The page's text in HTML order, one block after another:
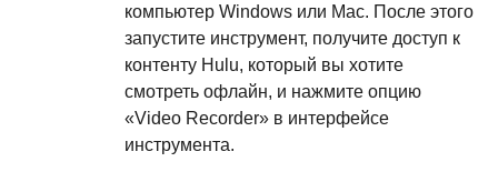
компьютер Windows или Mac. После этого
запустите инструмент, получите доступ к
контенту Hulu, который вы хотите
смотреть офлайн, и нажмите опцию
«Video Recorder» в интерфейсе
инструмента.